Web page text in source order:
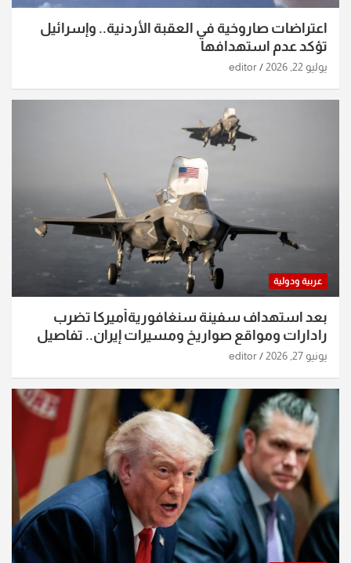
اعتراضات صاروخية في العقبة الأردنية.. وإسرائيل
تؤكد عدم استهدافها
يوليو 22, 2026 editor
عربية ودولية
بعد استهداف سفينة سنغافوريةأميركا تضرب
رادارات ومواقع صواريخ ومسيرات إيران.. تفاصيل
الساعات الماضية
يونيو 27, 2026 editor